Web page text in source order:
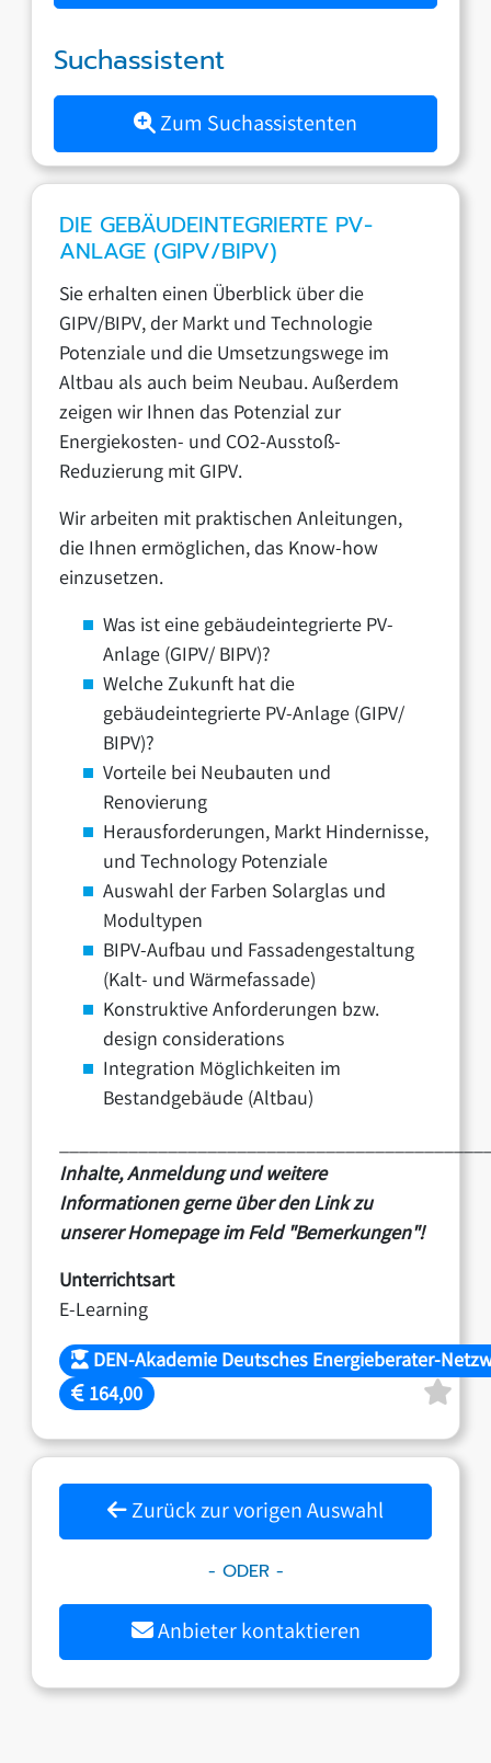
Suchassistent
Zum Suchassistenten
DIE GEBÄUDEINTEGRIERTE PV-
ANLAGE (GIPV/BIPV)
Sie erhalten einen Überblick über die
GIPV/BIPV, der Markt und Technologie
Potenziale und die Umsetzungswege im
Altbau als auch beim Neubau. Außerdem
zeigen wir Ihnen das Potenzial zur
Energiekosten- und CO2-Ausstoß-
Reduzierung mit GIPV.
Wir arbeiten mit praktischen Anleitungen,
die Ihnen ermöglichen, das Know-how
einzusetzen.
Was ist eine gebäudeintegrierte PV-
Anlage (GIPV/ BIPV)?
Welche Zukunft hat die
gebäudeintegrierte PV-Anlage (GIPV/
BIPV)?
Vorteile bei Neubauten und
Renovierung
Herausforderungen, Markt Hindernisse,
und Technology Potenziale
Auswahl der Farben Solarglas und
Modultypen
BIPV-Aufbau und Fassadengestaltung
(Kalt- und Wärmefassade)
Konstruktive Anforderungen bzw.
design considerations
Integration Möglichkeiten im
Bestandgebäude (Altbau)
Inhalte, Anmeldung und weitere
Informationen gerne über den Link zu
unserer Homepage im Feld "Bemerkungen"!
Unterrichtsart
E-Learning
DEN-Akademie Deutsches Energieberater-
164,00
Zurück zur vorigen Auswahl
- ODER -
Anbieter kontaktieren